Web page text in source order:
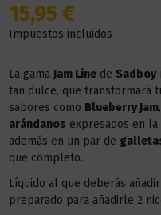
15,95 €
Impuestos incluidos
La gama Jam Linede Sadboy
tan dulce, que transformará
sabores como Blueberry Jam
arándanos expresados en
además en un par de
que completo.
Líquido al que deberás
preparado para añadirle 2